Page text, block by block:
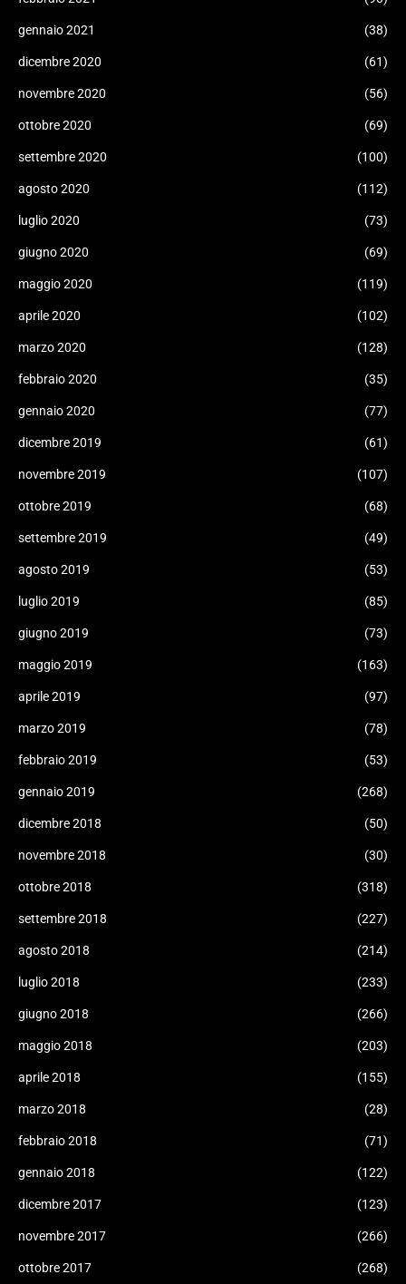
gennaio 2021 (38)
dicembre 2020 (61)
novembre 2020 (56)
ottobre 2020 (69)
settembre 2020 (100)
agosto 2020 (112)
luglio 2020 (73)
giugno 2020 (69)
maggio 2020 (119)
aprile 2020 (102)
marzo 2020 (128)
febbraio 2020 (35)
gennaio 2020 (77)
dicembre 2019 (61)
novembre 2019 (107)
ottobre 2019 (68)
settembre 2019 (49)
agosto 2019 (53)
luglio 2019 (85)
giugno 2019 (73)
maggio 2019 (163)
aprile 2019 (97)
marzo 2019 (78)
febbraio 2019 (53)
gennaio 2019 (268)
dicembre 2018 (50)
novembre 2018 (30)
ottobre 2018 (318)
settembre 2018 (227)
agosto 2018 (214)
luglio 2018 (233)
giugno 2018 (266)
maggio 2018 (203)
aprile 2018 (155)
marzo 2018 (28)
febbraio 2018 (71)
gennaio 2018 (122)
dicembre 2017 (123)
novembre 2017 (266)
ottobre 2017 (268)